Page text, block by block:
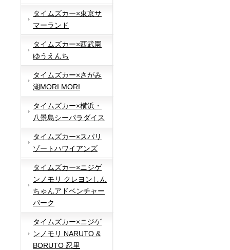
タイムズカー×東京サ
マーランド
タイムズカー×西武園
ゆうえんち
タイムズカー×さがみ
湖MORI MORI
タイムズカー×横浜・
八景島シーパラダイス
タイムズカー×スパリ
ゾートハワイアンズ
タイムズカー×ニジゲ
ンノモリ クレヨンしん
ちゃんアドベンチャー
パーク
タイムズカー×ニジゲ
ンノモリ NARUTO &
BORUTO 忍里